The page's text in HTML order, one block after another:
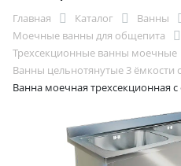
Главная Каталог
Ванны
Моечные ванны для общепита
Трехсекционные ванны моечные
Ванны цельнотянутые 3 ёмкости
Ванна моечная трехсекционная